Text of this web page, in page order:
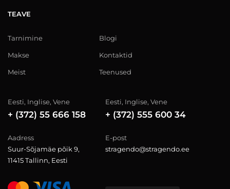
TEAVE
Tarnimine
Makse
Meist
Blogi
Kontaktid
Teenused
Eesti, Inglise, Vene
+ (372) 55 666 158
Eesti, Inglise, Vene
+ (372) 555 600 34
Aadress
Suur-Sõjamäe põik 9,
11415 Tallinn, Eesti
E-post
stragendo@stragendo.ee